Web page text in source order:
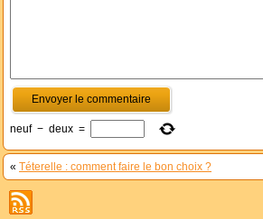
neuf − deux =
« Téterelle : comment faire le bon choix ?